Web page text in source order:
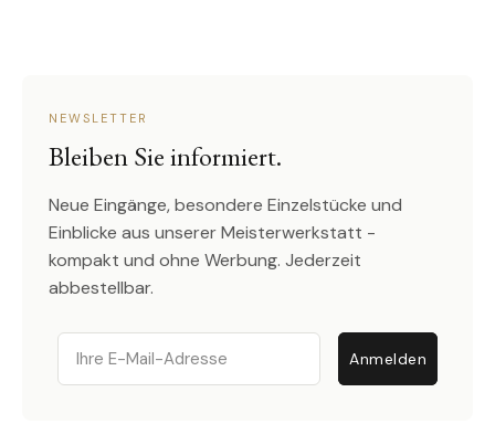
NEWSLETTER
Bleiben Sie informiert.
Neue Eingänge, besondere Einzelstücke und
Einblicke aus unserer Meisterwerkstatt -
kompakt und ohne Werbung. Jederzeit
abbestellbar.
Email
Anmelden